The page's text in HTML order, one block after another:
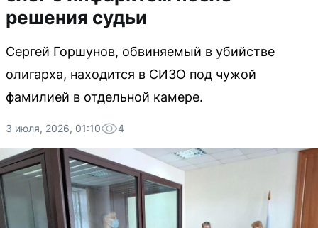
решения судьи
Сергей Горшунов, обвиняемый в убийстве
олигарха, находится в СИЗО под чужой
фамилией в отдельной камере.
3 июля, 2026, 01:10 4